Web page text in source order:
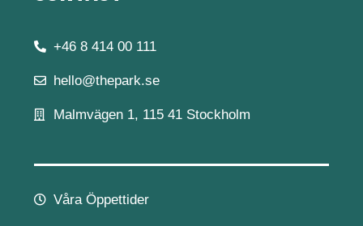
+46 8 414 00 111
hello@thepark.se
Malmvägen 1, 115 41 Stockholm
Våra Öppettider